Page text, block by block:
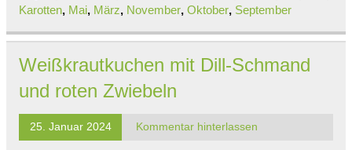
Karotten, Mai, März, November, Oktober, September
Weißkrautkuchen mit Dill-Schmand
und roten Zwiebeln
25. Januar 2024 Kommentar hinterlassen